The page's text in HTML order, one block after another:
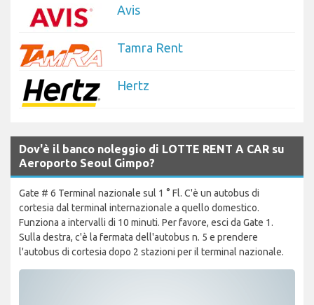
Avis
Tamra Rent
Hertz
Dov'è il banco noleggio di LOTTE RENT A CAR su
Aeroporto Seoul Gimpo?
Gate # 6 Terminal nazionale sul 1 ° Fl. C'è un autobus di
cortesia dal terminal internazionale a quello domestico.
Funziona a intervalli di 10 minuti. Per favore, esci da Gate 1.
Sulla destra, c'è la fermata dell'autobus n. 5 e prendere
l'autobus di cortesia dopo 2 stazioni per il terminal nazionale.